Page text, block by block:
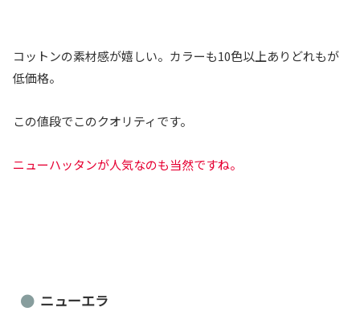
コットンの素材感が嬉しい。カラーも10色以上ありどれもが
低価格。
この値段でこのクオリティです。
ニューハッタンが人気なのも当然ですね。
ニューエラ